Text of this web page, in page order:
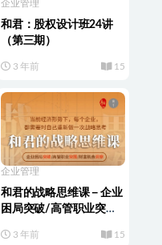
企业管理
和君：股权设计班24讲
（第三期）
3 年前 15
企业管理
和君的战略思维课－企业
困局突破/高管职业突围/
3 年前 15